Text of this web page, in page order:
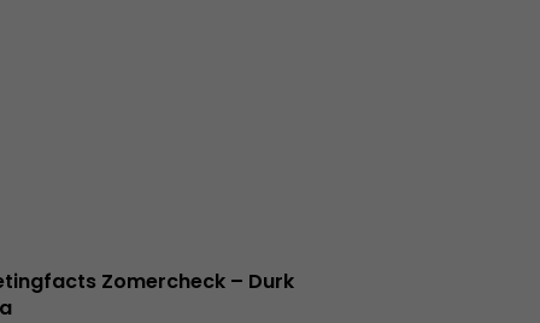
Zomercheck – Durk